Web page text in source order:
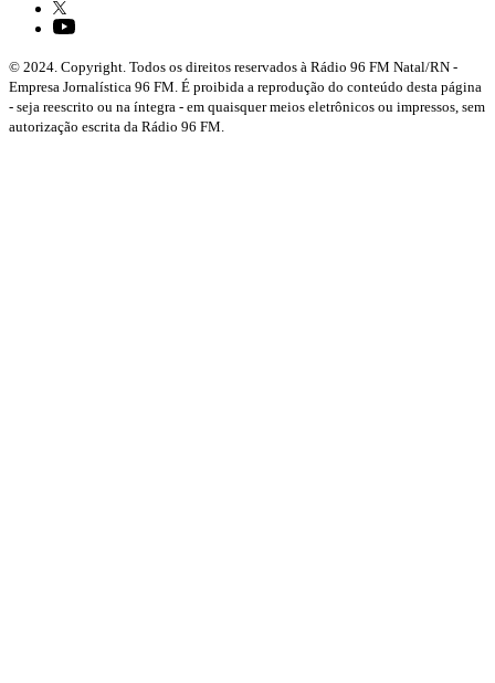
© 2024. Copyright. Todos os direitos reservados à Rádio 96 FM Natal/RN -
Empresa Jornalística 96 FM. É proibida a reprodução do conteúdo desta página
- seja reescrito ou na íntegra - em quaisquer meios eletrônicos ou impressos, sem
autorização escrita da Rádio 96 FM.